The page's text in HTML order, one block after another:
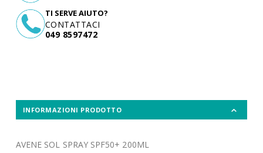
TI SERVE AIUTO?
CONTATTACI
049 8597472
INFORMAZIONI PRODOTTO
AVENE SOL SPRAY SPF50+ 200ML